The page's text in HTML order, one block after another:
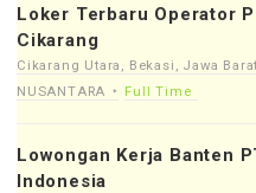
Loker Terbaru Operator
Cikarang
Cikarang Utara, Bekasi, Jawa
NUSANTARA
Full Time
Lowongan Kerja Banten
Indonesia